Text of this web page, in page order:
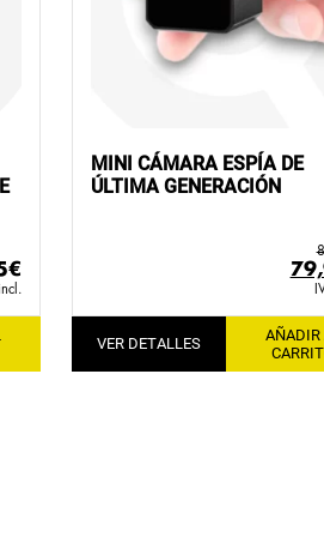
€
MINI CÁMARA ESPÍA DE
ÚLTIMA GENERACIÓN
El
VER DETALLES
AÑADIR